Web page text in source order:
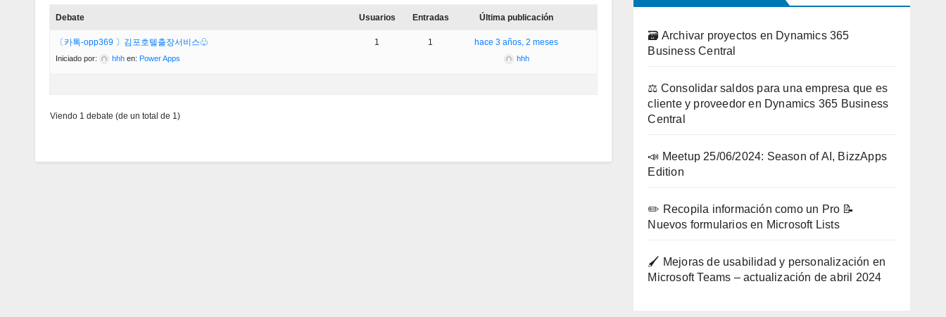
Debate Usuarios Entradas Última publicación
〔카톡-opp369 〕김포호텔출장서비스♧
Iniciado por: hhh en: Power Apps
1 1 hace 3 años, 2 meses
hhh
Viendo 1 debate (de un total de 1)
🗃️ Archivar proyectos en Dynamics 365
Business Central
⚖️ Consolidar saldos para una empresa que es
cliente y proveedor en Dynamics 365 Business
Central
📣 Meetup 25/06/2024: Season of AI, BizzApps
Edition
✏️ Recopila información como un Pro 📝
Nuevos formularios en Microsoft Lists
🖌️ Mejoras de usabilidad y personalización en
Microsoft Teams – actualización de abril 2024